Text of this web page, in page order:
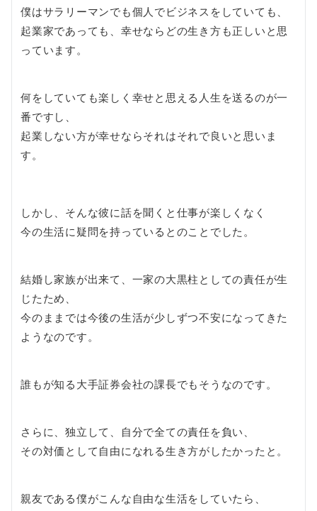
僕はサラリーマンでも個人でビジネスをしていても、
起業家であっても、幸せならどの生き方も正しいと思
っています。
何をしていても楽しく幸せと思える人生を送るのが一
番ですし、
起業しない方が幸せならそれはそれで良いと思いま
す。
しかし、そんな彼に話を聞くと仕事が楽しくなく
今の生活に疑問を持っているとのことでした。
結婚し家族が出来て、一家の大黒柱としての責任が生
じたため、
今のままでは今後の生活が少しずつ不安になってきた
ようなのです。
誰もが知る大手証券会社の課長でもそうなのです。
さらに、独立して、自分で全ての責任を負い、
その対価として自由になれる生き方がしたかったと。
親友である僕がこんな自由な生活をしていたら、